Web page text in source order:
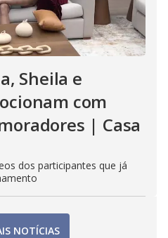
Sheila e
com
| Casa
dos participantes que já
NOTÍCIAS